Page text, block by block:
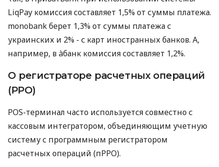
LiqPay комиссия составляет 1,5% от суммы платежа.
monobank берет 1,3% от суммы платежа с
украинских и 2% - с карт иностранных банков. А,
например, в àбанк комиссия составляет 1,2%.
О регистраторе расчетных операций
(РРО)
POS-терминал часто используется совместно с
кассовым интегратором, объединяющим учетную
систему с программным регистратором
расчетных операций (пРРО).